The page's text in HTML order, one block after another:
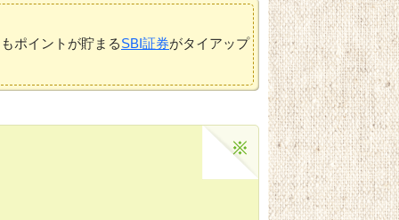
ポイントが貯まるSBI証券がタイアップ